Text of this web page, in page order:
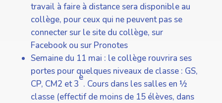
travail à faire à distance sera disponible au
collège, pour ceux qui ne peuvent pas se
connecter sur le site du collège, sur
Facebook ou sur Pronotes
Semaine du 11 mai : le collège rouvrira ses
portes pour quelques niveaux de classe : GS,
CP, CM2 et 3
e
. Cours dans les salles en ½
classe (effectif de moins de 15 élèves, dans